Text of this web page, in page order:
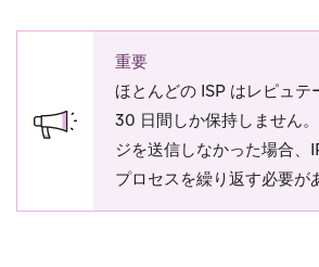
重要
ほとんどの ISP はレピュテ
30 日間しか保持しません
ジを送信しなかった場合、
プロセスを繰り返す必要が